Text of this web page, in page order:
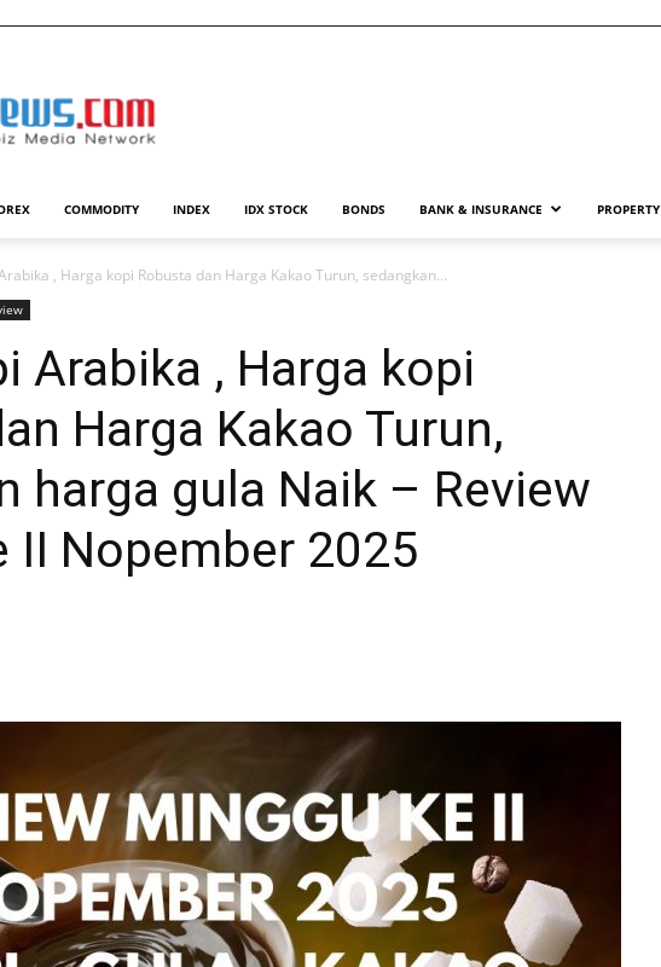
COMMODITY INDEX IDX STOCK BONDS BANK & INSURANCE PROPERTY
, Harga kopi Robusta dan Harga Kakao Turun, sedangkan...
Arabika , Harga kopi
Harga Kakao Turun,
harga gula Naik – Review
II Nopember 2025